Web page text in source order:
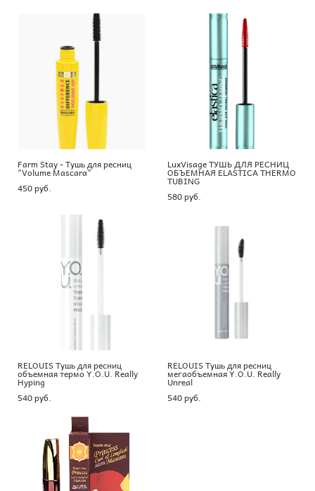
Farm Stay - Тушь для ресниц
"Volume Mascara"
450 pуб.
LuxVisage ТУШЬ ДЛЯ РЕСНИЦ
ОБЪЕМНАЯ ELASTICA THERMO
TUBING
580 pуб.
RELOUIS Тушь для ресниц
объемная термо Y.O.U. Really
Hyping
540 pуб.
RELOUIS Тушь для ресниц
мегаобъемная Y.O.U. Really
Unreal
540 pуб.